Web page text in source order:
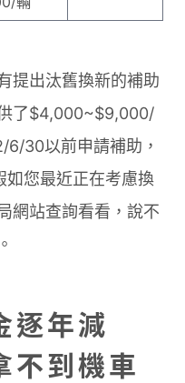
提出汰舊換新的補助
了$4,000~$9,000/
30以前申請補助，
您最近正在考慮換
網站查詢看看，說不
逐年減
不到機車